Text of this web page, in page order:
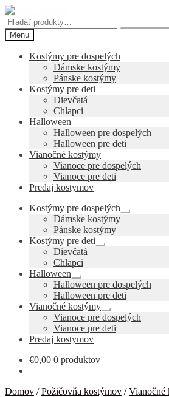
Preskočiť
na
navigáciu
Preskočiť
na
obsah
Hľadať:
Menu
Kostýmy pre dospelých
Dámske kostýmy
Pánske kostýmy
Kostýmy pre deti
Dievčatá
Chlapci
Halloween
Halloween pre dospelých
Halloween pre deti
Vianočné kostýmy
Vianoce pre dospelých
Vianoce pre deti
Predaj kostymov
Kostýmy pre dospelých
Rozbaliť
Dámske kostýmy
Pánske kostýmy
Kostýmy pre deti
Rozbaliť
Dievčatá
Chlapci
Halloween
Rozbaliť
podradené
menu
Halloween pre dospelých
Halloween pre deti
Vianočné kostýmy
Rozbaliť
podradené
menu
Vianoce pre dospelých
Vianoce pre deti
Predaj kostymov
€0,00 0 produktov
Domov /Požičovňa kostýmov /Vianočné